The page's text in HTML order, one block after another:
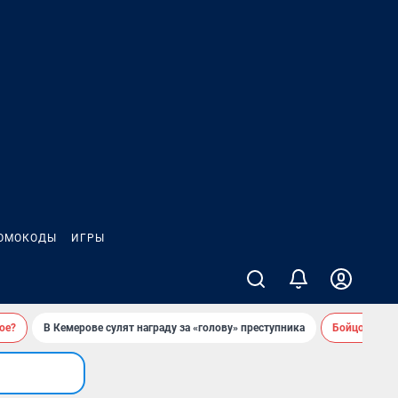
ИГРЫ
В Кемерове сулят награду за «голову» преступника Бойцовский